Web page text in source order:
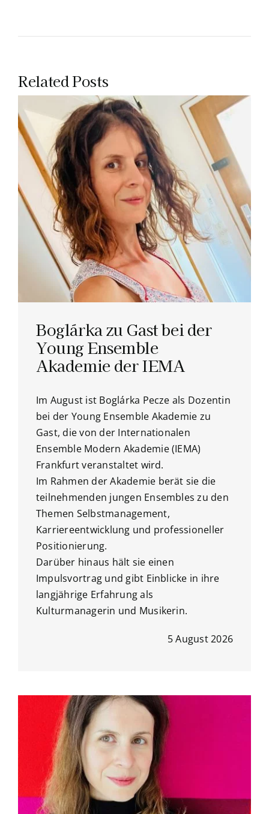
Related Posts
Boglárka zu Gast bei der
Young Ensemble
Akademie der IEMA
Im August ist Boglárka Pecze als Dozentin
bei der Young Ensemble Akademie zu
Gast, die von der Internationalen
Ensemble Modern Akademie (IEMA)
Frankfurt veranstaltet wird.
Im Rahmen der Akademie berät sie die
teilnehmenden jungen Ensembles zu den
Themen Selbstmanagement,
Karriereentwicklung und professioneller
Positionierung.
Darüber hinaus hält sie einen
Impulsvortrag und gibt Einblicke in ihre
langjährige Erfahrung als
Kulturmanagerin und Musikerin.
5 August 2026